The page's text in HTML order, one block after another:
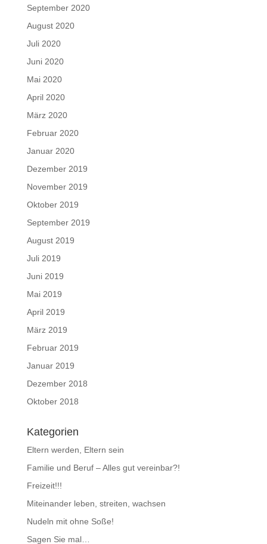
September 2020
August 2020
Juli 2020
Juni 2020
Mai 2020
April 2020
März 2020
Februar 2020
Januar 2020
Dezember 2019
November 2019
Oktober 2019
September 2019
August 2019
Juli 2019
Juni 2019
Mai 2019
April 2019
März 2019
Februar 2019
Januar 2019
Dezember 2018
Oktober 2018
Kategorien
Eltern werden, Eltern sein
Familie und Beruf – Alles gut vereinbar?!
Freizeit!!!
Miteinander leben, streiten, wachsen
Nudeln mit ohne Soße!
Sagen Sie mal…